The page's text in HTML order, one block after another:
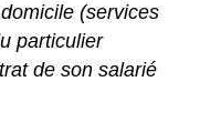
(services
particulier
de son salarié